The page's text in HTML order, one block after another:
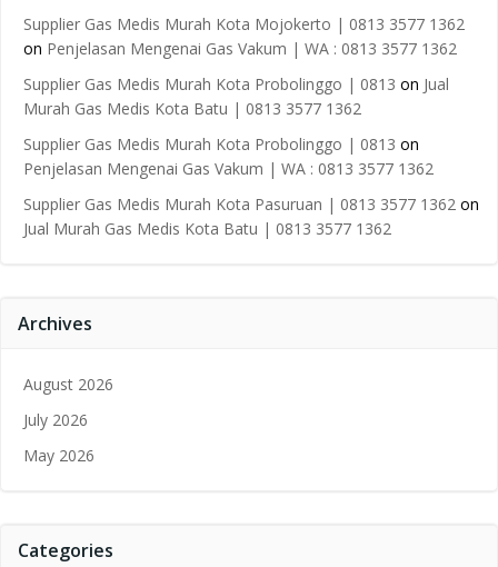
Supplier Gas Medis Murah Kota Mojokerto | 0813 3577 1362
on Penjelasan Mengenai Gas Vakum | WA : 0813 3577 1362
Supplier Gas Medis Murah Kota Probolinggo | 0813 on Jual
Murah Gas Medis Kota Batu | 0813 3577 1362
Supplier Gas Medis Murah Kota Probolinggo | 0813 on
Penjelasan Mengenai Gas Vakum | WA : 0813 3577 1362
Supplier Gas Medis Murah Kota Pasuruan | 0813 3577 1362 on
Jual Murah Gas Medis Kota Batu | 0813 3577 1362
Archives
August 2026
July 2026
May 2026
Categories